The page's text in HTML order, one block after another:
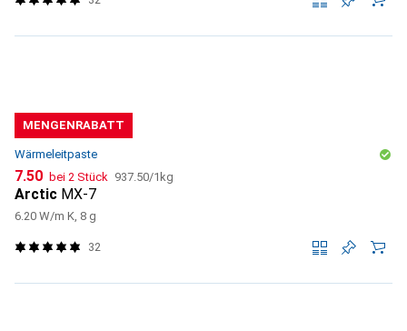
MENGENRABATT
Wärmeleitpaste
CHF
7.50 bei 2 Stück CHF
937.50/1kg
Arctic MX-7
6.20 W/m K, 8 g
32